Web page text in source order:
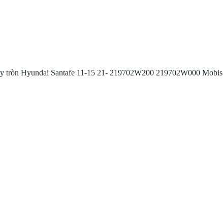
tròn Hyundai Santafe 11-15 21- 219702W200 219702W000 Mobis